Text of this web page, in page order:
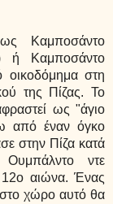
Καμποσάντο
ή Καμποσάντο
οικοδόμημα στη
της Πίζας. Το
ως "άγιο
από έναν όγκο
στην Πίζα κατά
ντε
12ο αιώνα. Ένας
χώρο αυτό θα